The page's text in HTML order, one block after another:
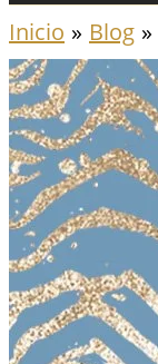
Inicio Blog